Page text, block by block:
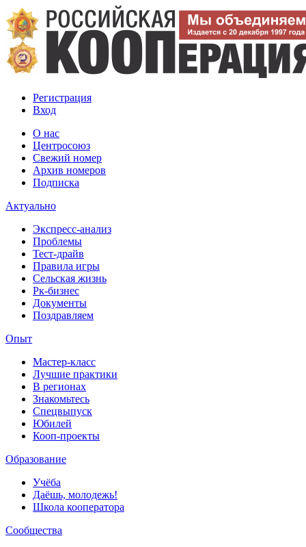
Регистрация
Вход
О нас
Центросоюз
Свежий номер
Архив номеров
Подписка
Актуально
Экспресс-анализ
Проблемы
Тест-драйв
Правила игры
Сельская жизнь
Рк-бизнес
Документы
Поздравляем
Опыт
Мастер-класс
Лучшие практики
В регионах
Знакомьтесь
Спецвыпуск
Юбилей
Кооп-проекты
Образование
Учёба
Даёшь, молодежь!
Школа кооператора
Сообщества